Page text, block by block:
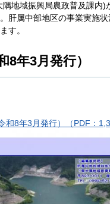
地域振興局農政普及課内)
肝属中部地区の事業実施
す。
8年3月発行）
和8年3月発行）（PDF：